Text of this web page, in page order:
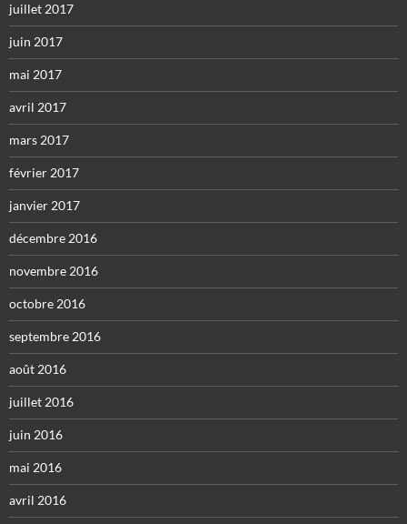
juillet 2017
juin 2017
mai 2017
avril 2017
mars 2017
février 2017
janvier 2017
décembre 2016
novembre 2016
octobre 2016
septembre 2016
août 2016
juillet 2016
juin 2016
mai 2016
avril 2016